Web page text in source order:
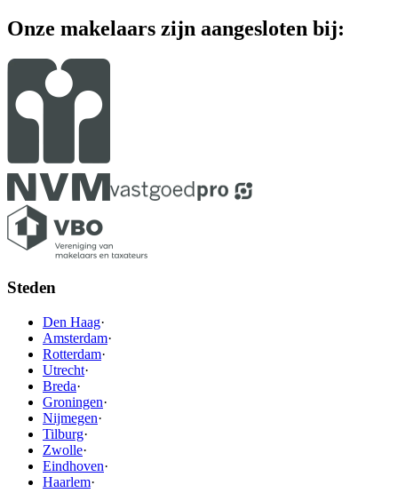
Onze makelaars zijn aangesloten bij:
Steden
Den Haag·
Amsterdam·
Rotterdam·
Utrecht·
Breda·
Groningen·
Nijmegen·
Tilburg·
Zwolle·
Eindhoven·
Haarlem·